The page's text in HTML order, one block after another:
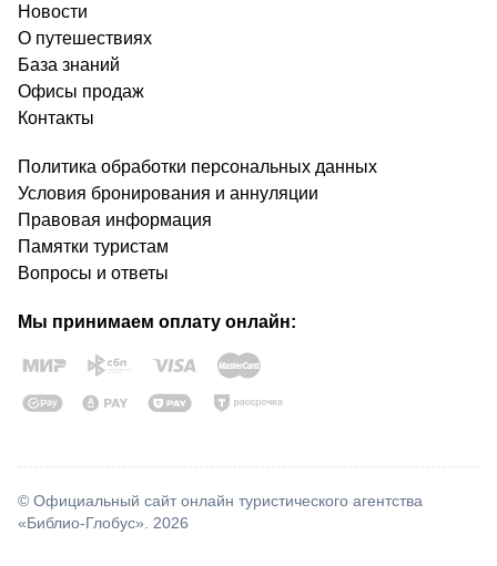
Новости
О путешествиях
База знаний
Офисы продаж
Контакты
Политика обработки персональных данных
Условия бронирования и аннуляции
Правовая информация
Памятки туристам
Вопросы и ответы
Мы принимаем оплату онлайн:
© Официальный сайт онлайн туристического агентства
«Библио-Глобус». 2026